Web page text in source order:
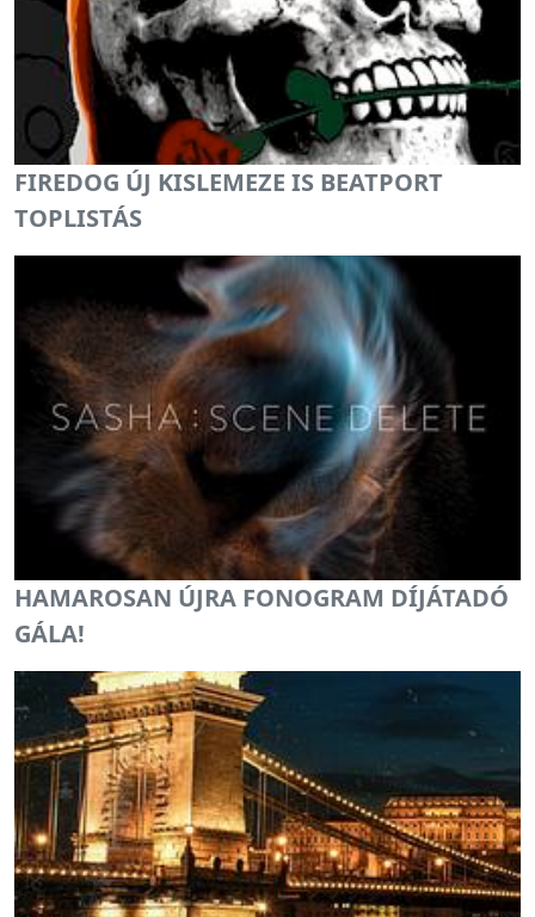
FIREDOG ÚJ KISLEMEZE IS BEATPORT
TOPLISTÁS
HAMAROSAN ÚJRA FONOGRAM DÍJÁTADÓ
GÁLA!